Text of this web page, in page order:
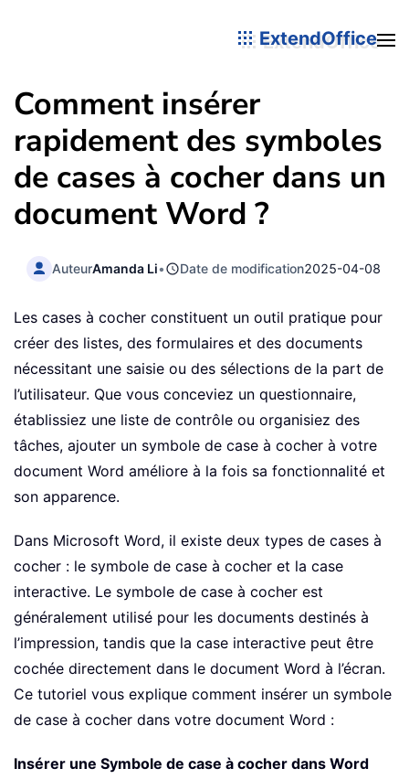
ExtendOffice
Comment insérer
rapidement des symboles
de cases à cocher dans un
document Word ?
AuteurAmanda Li• Date de modification2025-04-08
Les cases à cocher constituent un outil pratique pour
créer des listes, des formulaires et des documents
nécessitant une saisie ou des sélections de la part de
l’utilisateur. Que vous conceviez un questionnaire,
établissiez une liste de contrôle ou organisiez des
tâches, ajouter un symbole de case à cocher à votre
document Word améliore à la fois sa fonctionnalité et
son apparence.
Dans Microsoft Word, il existe deux types de cases à
cocher : le symbole de case à cocher et la case
interactive. Le symbole de case à cocher est
généralement utilisé pour les documents destinés à
l’impression, tandis que la case interactive peut être
cochée directement dans le document Word à l’écran.
Ce tutoriel vous explique comment insérer un symbole
de case à cocher dans votre document Word :
Insérer une Symbole de case à cocher dans Word